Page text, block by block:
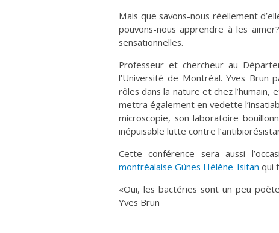
Mais que savons-nous réellement
pouvons-nous apprendre à les
sensationnelles.
Professeur et chercheur au
l’Université de Montréal. Yves Brun
rôles dans la nature et chez l’humain,
mettra également en vedette
microscopie, son laboratoire
inépuisable lutte contre
Cette conférence sera aussi
montréalaise Günes Hélène-Isitan qui
«Oui, les bactéries sont un peu
Yves Brun